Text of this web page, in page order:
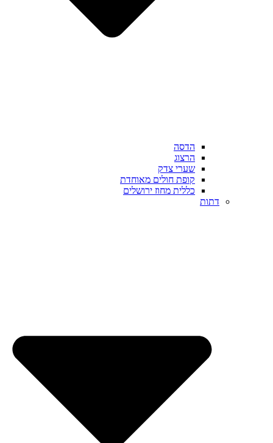
הדסה
הרצוג
שערי צדק
קופת חולים מאוחדת
כללית מחוז ירושלים
דתות